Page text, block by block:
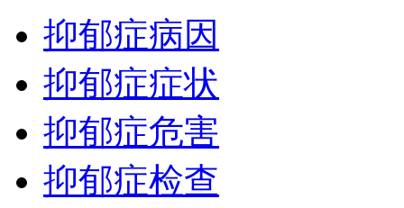
抑郁症病因
抑郁症症状
抑郁症危害
抑郁症检查